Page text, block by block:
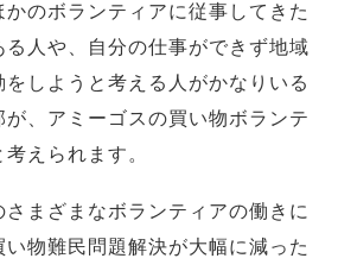
のボランティアに従事してきた
る人や、自分の仕事ができず地域
しようと考える人がかなりいる
が、アミーゴスの買い物ボランテ
えられます。
まざまなボランティアの働きに
物難民問題解決が大幅に減った